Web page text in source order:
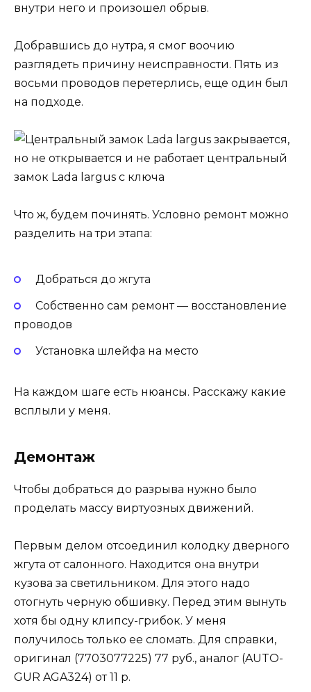
внутри него и произошел обрыв.
Добравшись до нутра, я смог воочию
разглядеть причину неисправности. Пять из
восьми проводов перетерлись, еще один был
на подходе.
Что ж, будем починять. Условно ремонт можно
разделить на три этапа:
Добраться до жгута
Собственно сам ремонт — восстановление
проводов
Установка шлейфа на место
На каждом шаге есть нюансы. Расскажу какие
всплыли у меня.
Демонтаж
Чтобы добраться до разрыва нужно было
проделать массу виртуозных движений.
Первым делом отсоединил колодку дверного
жгута от салонного. Находится она внутри
кузова за светильником. Для этого надо
отогнуть черную обшивку. Перед этим вынуть
хотя бы одну клипсу-грибок. У меня
получилось только ее сломать. Для справки,
оригинал (7703077225) 77 руб., аналог (AUTO-
GUR AGA324) от 11 р.